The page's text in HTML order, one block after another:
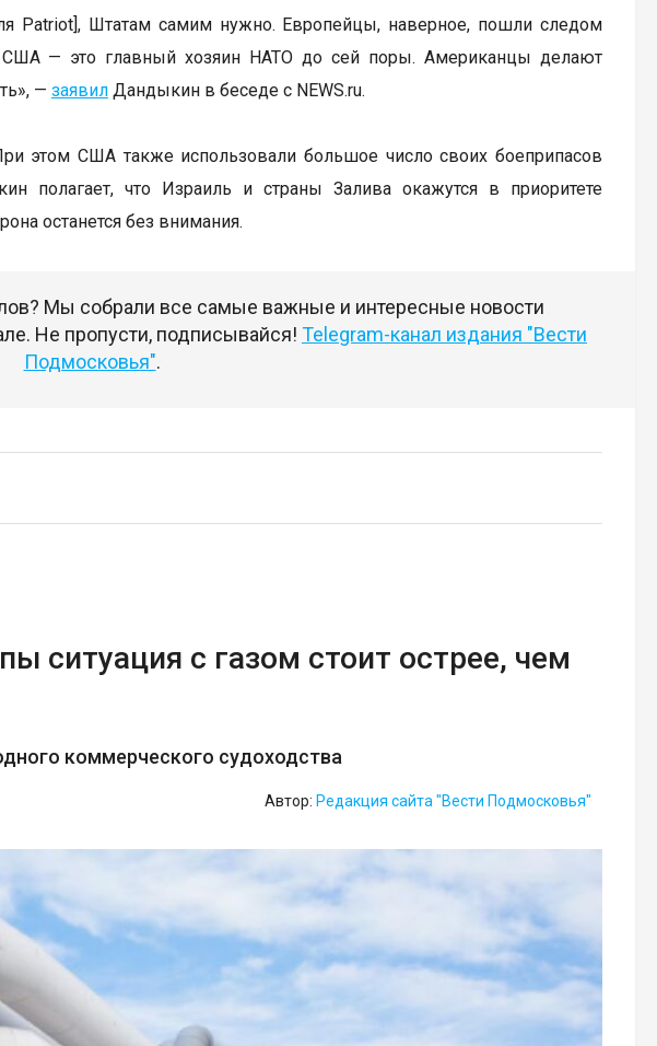
Patriot], Штатам самим нужно. Европейцы, наверное, пошли следом
США — это главный хозяин НАТО до сей поры. Американцы делают
— заявил Дандыкин в беседе с NEWS.ru.
этом США также использовали большое число своих боеприпасов
полагает, что Израиль и страны Залива окажутся в приоритете
останется без внимания.
Мы собрали все самые важные и интересные новости
Не пропусти, подписывайся! Telegram-канал издания "Вести
Подмосковья".
ситуация с газом стоит острее, чем
коммерческого судоходства
Автор: Редакция сайта "Вести Подмосковья"